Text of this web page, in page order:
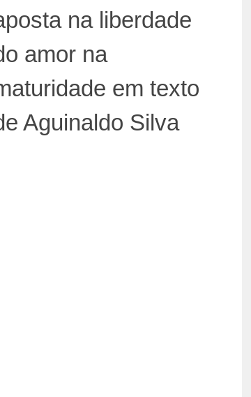
na liberdade
amor na
em texto
Aguinaldo Silva